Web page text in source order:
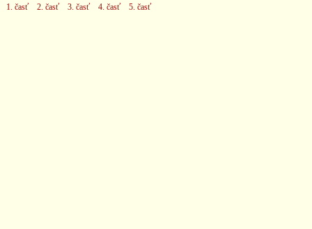
1. časť 2. časť 3. časť 4. časť 5. časť